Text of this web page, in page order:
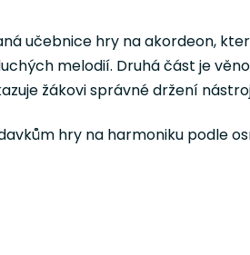
učebnice hry na akordeon,
melodií. Druhá část je
žákovi správné držení
hry na harmoniku podle